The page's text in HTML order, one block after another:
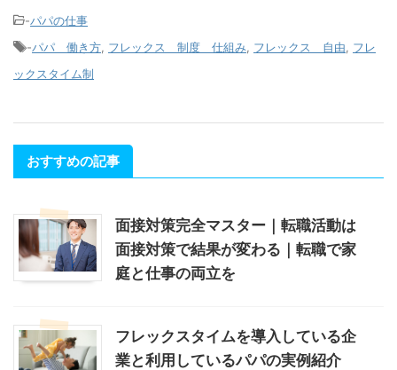
-パパの仕事
-パパ 働き方 フレックス 制度 仕組み フレックス 自由
フレ
ックスタイム制
おすすめの記事
面接対策完全マスター｜転職活動は
面接対策で結果が変わる｜転職で家
庭と仕事の両立を
フレックスタイムを導入している企
業と利用しているパパの実例紹介